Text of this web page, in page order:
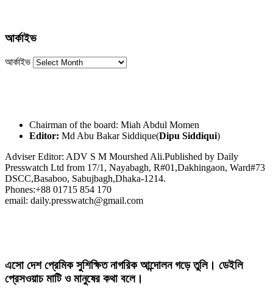
আর্কাইভ
আর্কাইভ
Chairman of the board: Miah Abdul Momen
Editor: Md Abu Bakar Siddique(Dipu Siddiqui)
Adviser Editor: ADV S M Mourshed Ali.Published by Daily
Presswatch Ltd from 17/1, Nayabagh, R#01,Dakhingaon, Ward#73
DSCC,Basaboo, Sabujbagh,Dhaka-1214.
Phones:+88 01715 854 170
email: daily.presswatch@gmail.com
এসো দেশ প্রেমিক সুশিক্ষিত নাগরিক আন্দোলন গড়ে তুলি। ডেইলি
প্রেসওয়াচ মাটি ও মানুষের কথা বলে।